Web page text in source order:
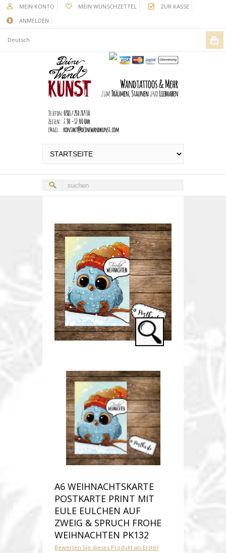
MEIN KONTO MEIN WUNSCHZETTEL
ZUR KASSE
ANMELDEN
Deutsch
A6 WEIHNACHTSKARTE
POSTKARTE PRINT MIT
EULE EULCHEN AUF
ZWEIG & SPRUCH FROHE
WEIHNACHTEN PK132
Bewerten Sie dieses Produkt als Erster